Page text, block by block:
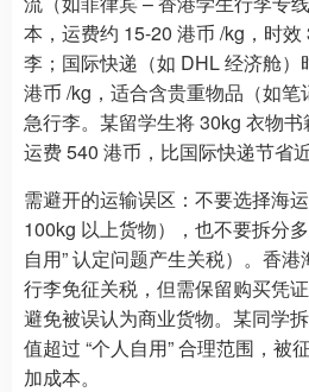
本，运费约 15-20 港币 /kg，时
李；国际快递（如 DHL 经济舱
港币 /kg，适合含贵重物品（如
急行李。某留学生将 30kg 衣物书
运费 540 港币，比国际快递节省
需避开的运输误区：不要选择海
100kg 以上货物），也不要拆分
自用” 认定问题产生关税）。香
行李免征关税，但需保留购买凭
避免被误认为商业货物。某同学
值超过 “个人自用” 合理范围，被
加成本。